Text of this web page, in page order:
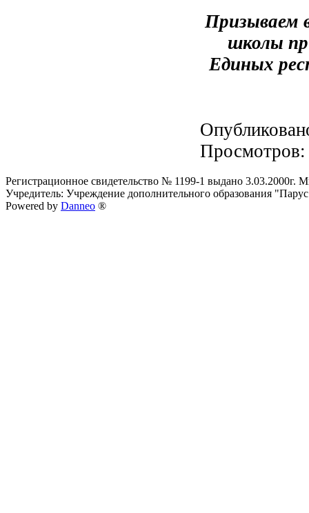
Призываем
школы
Единых
Регистрационное свидетельство № 1199-1 выдано 3.03.2000г.
Учредитель: Учреждение дополнительного образования
Powered by Danneo ®